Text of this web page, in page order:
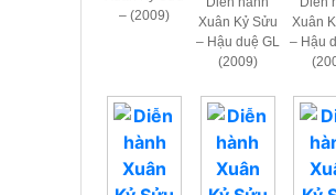
– (2009)
Xuân Kỷ Sửu
– Hậu duệ GL
(2009)
Xuân
– Hậu